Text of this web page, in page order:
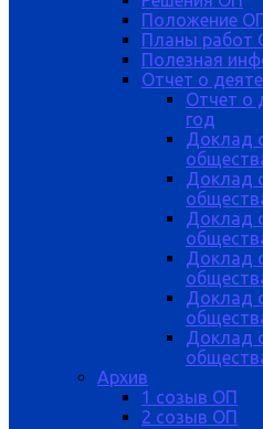
Положение
Планы работ
Полезная
Отчет о
Отчет о
год
Доклад
Доклад
Доклад
Доклад
Доклад
Доклад
Архив
1 созыв ОП
2 созыв ОП